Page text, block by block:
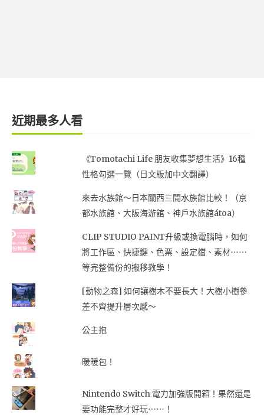
近期最多人看
《Tomotachi Life 朋友收集夢想生活》16種
性格勾選一覽（日文版加中文翻譯）
來去水族館～日本關西三間水族館比較！（京
都水族館、大阪海游館、神戶水族館átoa）
CLIP STUDIO PAINT升級或換電腦時，如何
將工作區、快捷鍵、色票、設定檔、素材⋯⋯
等完整備份的搬移教學！
[動物之森] 如何讓樹木不要長大！大樹小樹參
差不齊提升層次感～
公主抱
暖暖包！
Nintendo Switch 電力加強版開箱！果然還是
要功能完整才好玩⋯⋯！